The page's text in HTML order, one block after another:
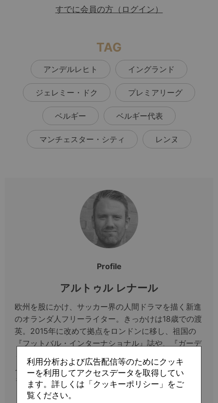
すでに会員の方（ログイン）
TAG
アンデルレヒト イングランド
ジェレミー・ドク プレミアリーグ
ベルギー ベルギー代表
マンチェスター・シティ レンヌ
Profile
アルトゥル レナール
欧州を股にかけ、サッカー界の人間ドラマを描く新進
のオランダ人フリーライター。きっかけは18歳での渡
英。2015年に改めて拠点をロンドンに移し、祖国の
『フットバル・インターナショナル』誌や、『ガーデ
ィアン』紙、『フォーフォートゥー』誌といった英国
メディアの他、『フランス・フットボール』誌などに
も寄稿。
利用分析および広告配信等のためにクッキ
ーを利用してアクセスデータを取得してい
ます。詳しくは「クッキーポリシー」をご
覧ください。